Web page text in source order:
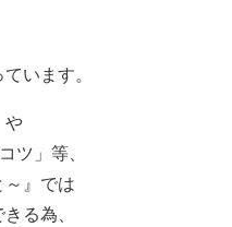
います。
や
ツ」等、
～』では
る為、